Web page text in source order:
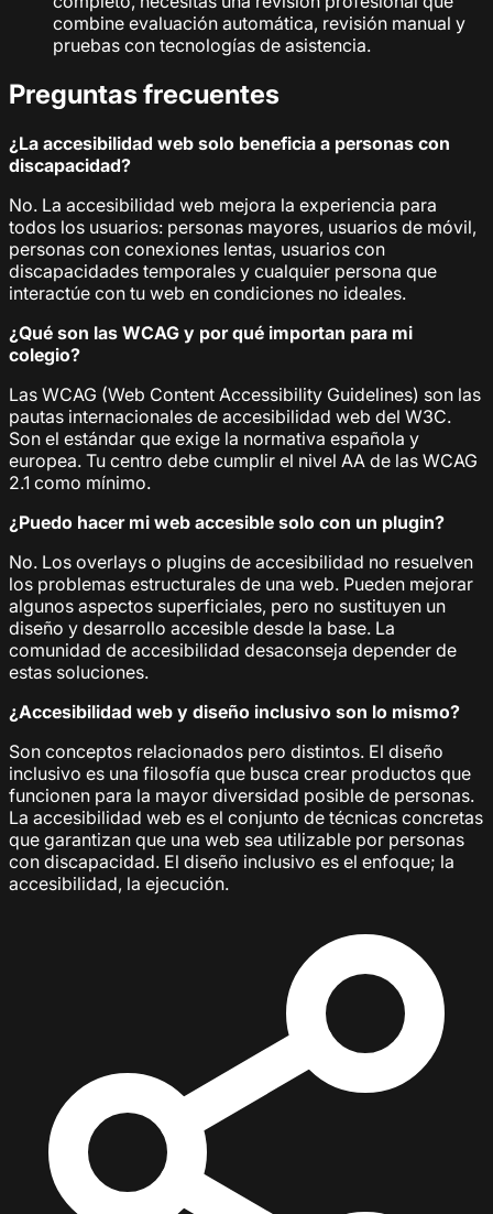
combine evaluación automática, revisión manual y
pruebas con tecnologías de asistencia.
Preguntas frecuentes
¿La accesibilidad web solo beneficia a personas con
discapacidad?
No. La accesibilidad web mejora la experiencia para
todos los usuarios: personas mayores, usuarios de móvil,
personas con conexiones lentas, usuarios con
discapacidades temporales y cualquier persona que
interactúe con tu web en condiciones no ideales.
¿Qué son las WCAG y por qué importan para mi
colegio?
Las WCAG (Web Content Accessibility Guidelines) son las
pautas internacionales de accesibilidad web del W3C.
Son el estándar que exige la normativa española y
europea. Tu centro debe cumplir el nivel AA de las WCAG
2.1 como mínimo.
¿Puedo hacer mi web accesible solo con un plugin?
No. Los overlays o plugins de accesibilidad no resuelven
los problemas estructurales de una web. Pueden mejorar
algunos aspectos superficiales, pero no sustituyen un
diseño y desarrollo accesible desde la base. La
comunidad de accesibilidad desaconseja depender de
estas soluciones.
¿Accesibilidad web y diseño inclusivo son lo mismo?
Son conceptos relacionados pero distintos. El diseño
inclusivo es una filosofía que busca crear productos que
funcionen para la mayor diversidad posible de personas.
La accesibilidad web es el conjunto de técnicas concretas
que garantizan que una web sea utilizable por personas
con discapacidad. El diseño inclusivo es el enfoque; la
accesibilidad, la ejecución.